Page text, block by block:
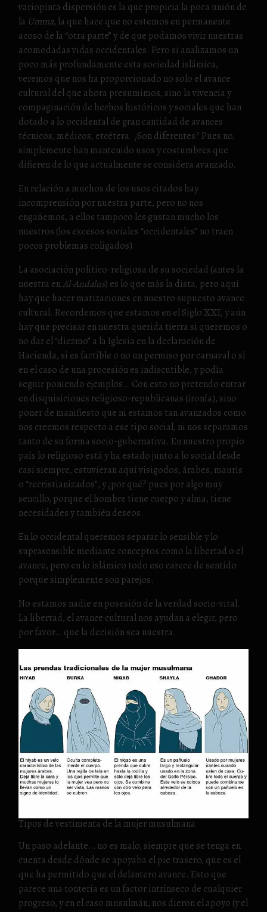
variopinta dispersión es la que propicia la poca unión de
la Umma, la que hace que no estemos en permanente
acoso de la “otra parte” y de que podamos vivir nuestras
acomodadas vidas occidentales. Pero si analizamos un
poco más profundamente esta sociedad islámica,
veremos que nos ha proporcionado no solo el avance
cultural del que ahora presumimos, sino la vivencia y
compaginación de hechos históricos y sociales que han
dotado a lo occidental de gran cantidad de avances
técnicos, médicos, etcétera. ¿Son diferentes? Pues no,
simplemente han mantenido usos y costumbres que
difieren de lo que actualmente se considera avanzado.
En relación a muchos de los usos citados hay
incomprensión por nuestra parte, pero no nos
engañemos, a ellos tampoco les gustan mucho los
nuestros (los excesos sociales “occidentales” no traen
pocos problemas coligados).
La asociación político-religiosa de su sociedad (antes la
nuestra enAl-Andalus) es lo que más la dista, pero aquí
hay que hacer matizaciones en nuestro supuesto avance
cultural. Recordemos que estamos en el Siglo XXI, y aún
hay que precisar en nuestra querida tierra si queremos o
no dar el “diezmo” a la Iglesia en la declaración de
Hacienda, si es factible o no un permiso por carnaval o sí
en el caso de una procesión es indiscutible, y podía
seguir poniendo ejemplos… Con esto no pretendo entrar
en disquisiciones religioso-republicanas (ironía), sino
poner de manifiesto que ni estamos tan avanzados como
nos creemos respecto a ese tipo social, ni nos separamos
tanto de su forma socio-gubernativa. En nuestro propio
país lo religioso está y ha estado junto a lo social desde
casi siempre, estuvieran aquí visigodos, árabes, mauris
o “recristianizados”, y ¿por qué? pues por algo muy
sencillo, porque el hombre tiene cuerpo y alma, tiene
necesidades y también deseos.
En lo occidental queremos separar lo sensible y lo
suprasensible mediante conceptos como la libertad o el
avance, pero en lo islámico todo eso carece de sentido
porque simplemente son parejos.
No estamos nadie en posesión de la verdad socio-vital.
La libertad, el avance cultural nos ayudan a elegir, pero
por favor… que la decisión sea nuestra.
Tipos de vestimenta de la mujer musulmana
Un paso adelante… no es malo, siempre que se tenga en
cuenta desde dónde se apoyaba el pie trasero, que es el
que ha permitido que el delantero avance. Esto que
parece una tontería es un factor intrínseco de cualquier
progreso, y en el caso musulmán, nos dieron el apoyo (y el